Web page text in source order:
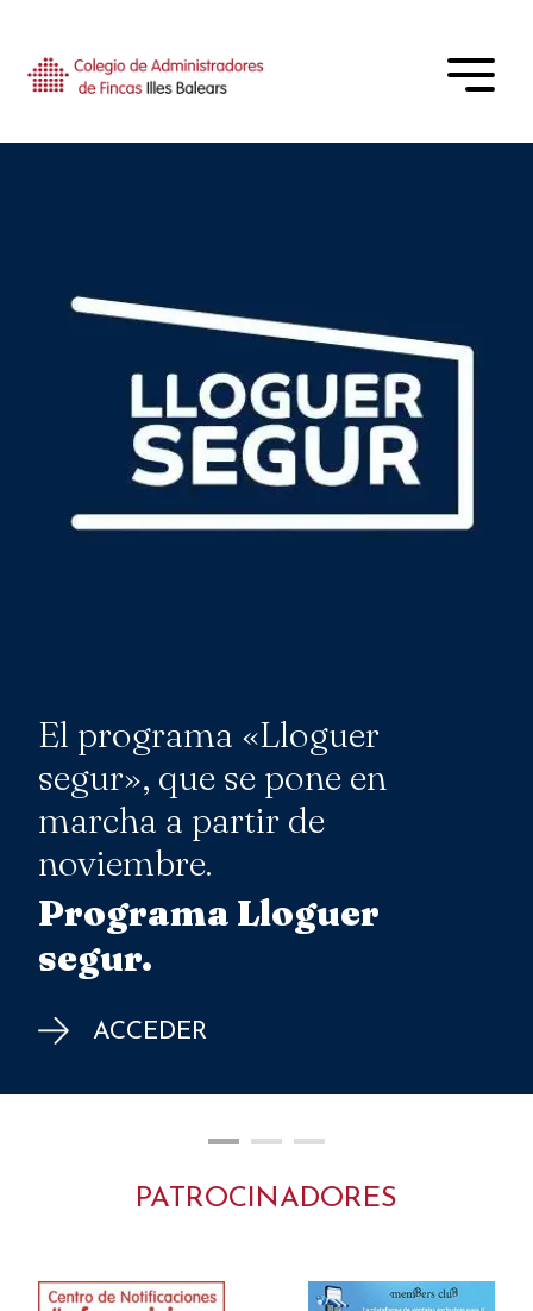
El programa «Lloguer
segur», que se pone en
marcha a partir de
noviembre.
Programa Lloguer
segur.
ACCEDER
PATROCINADORES